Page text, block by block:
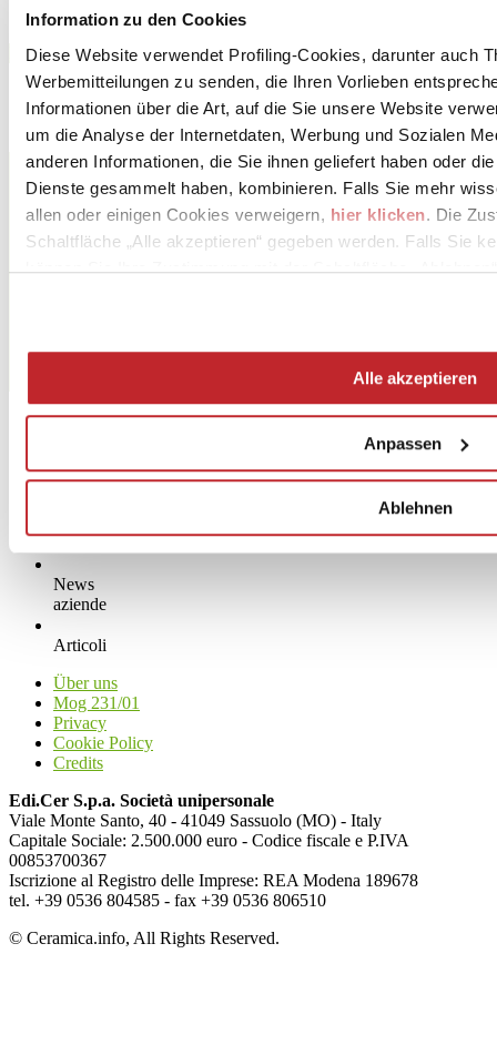
Information zu den Cookies
Diese Website verwendet Profiling-Cookies, darunter auch
Werbemitteilungen zu senden, die Ihren Vorlieben
Informationen über die Art, auf die Sie unsere Website
um die Analyse der Internetdaten, Werbung und Sozialen
anderen Informationen, die Sie ihnen geliefert haben oder
Dienste gesammelt haben, kombinieren. Falls Sie mehr
allen oder einigen Cookies verweigern, hier klicken. Die
Schaltfläche „Alle akzeptieren“ gegeben werden. Falls Sie
können Sie Ihre Zustimmung mit der Schaltfläche
Alle akzeptieren
Anpassen
Ablehnen
Download PDF
CERAMICHE ATLAS CONCORDE S.p.A.
Via Canaletto 141
SPEZZANO, 41042
Modena
News
aziende
Articoli
Über uns
Mog 231/01
Privacy
Cookie Policy
Credits
Edi.Cer S.p.a. Società unipersonale
Viale Monte Santo, 40 - 41049 Sassuolo (MO) - Italy
Capitale Sociale: 2.500.000 euro - Codice fiscale e P.IVA
00853700367
Iscrizione al Registro delle Imprese: REA Modena 189678
tel. +39 0536 804585 - fax +39 0536 806510
© Ceramica.info, All Rights Reserved.